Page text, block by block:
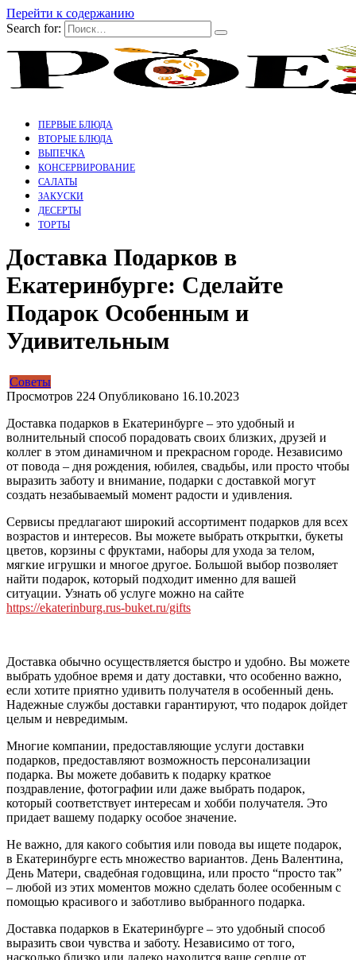
Перейти к содержанию
Search for:
ПЕРВЫЕ БЛЮДА
ВТОРЫЕ БЛЮДА
ВЫПЕЧКА
КОНСЕРВИРОВАНИЕ
САЛАТЫ
ЗАКУСКИ
ДЕСЕРТЫ
ТОРТЫ
Доставка Подарков в
Екатеринбурге: Сделайте
Подарок Особенным и
Удивительным
Советы
Просмотров 224 Опубликовано 16.10.2023
Доставка подарков в Екатеринбурге – это удобный и
волнительный способ порадовать своих близких, друзей и
коллег в этом динамичном и прекрасном городе. Независимо
от повода – дня рождения, юбилея, свадьбы, или просто чтобы
выразить заботу и внимание, подарки с доставкой могут
создать незабываемый момент радости и удивления.
Сервисы предлагают широкий ассортимент подарков для всех
возрастов и интересов. Вы можете выбрать открытки, букеты
цветов, корзины с фруктами, наборы для ухода за телом,
мягкие игрушки и многое другое. Большой выбор позволяет
найти подарок, который подходит именно для вашей
ситуации. Узнать об услуге можно на сайте
https://ekaterinburg.rus-buket.ru/gifts
Доставка обычно осуществляется быстро и удобно. Вы можете
выбрать удобное время и дату доставки, что особенно важно,
если хотите приятно удивить получателя в особенный день.
Надежные службы доставки гарантируют, что подарок дойдет
целым и невредимым.
Многие компании, предоставляющие услуги доставки
подарков, предоставляют возможность персонализации
подарка. Вы можете добавить к подарку краткое
поздравление, фотографии или даже выбрать подарок,
который соответствует интересам и хобби получателя. Это
придает вашему подарку особое значение.
Не важно, для какого события или повода вы ищете подарок,
в Екатеринбурге есть множество вариантов. День Валентина,
День Матери, свадебная годовщина, или просто “просто так”
– любой из этих моментов можно сделать более особенным с
помощью красивого и заботливо выбранного подарка.
Доставка подарков в Екатеринбурге – это удобный способ
выразить свои чувства и заботу. Независимо от того,